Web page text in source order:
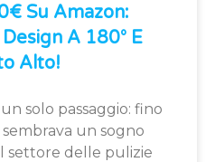
Su Amazon:
A 180° E
Alto!
solo passaggio: fino
un sogno
settore delle pulizie